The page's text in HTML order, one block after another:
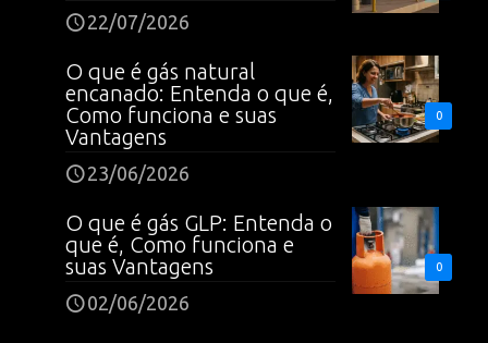
22/07/2026
0
O que é gás natural
encanado: Entenda o que é,
Como funciona e suas
Vantagens
23/06/2026
0
O que é gás GLP: Entenda o
que é, Como funciona e
suas Vantagens
02/06/2026